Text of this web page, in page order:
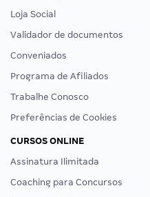
Loja Social
Validador de documentos
Conveniados
Programa de Afiliados
Trabalhe Conosco
Preferências de Cookies
CURSOS ONLINE
Assinatura Ilimitada
Coaching para Concursos